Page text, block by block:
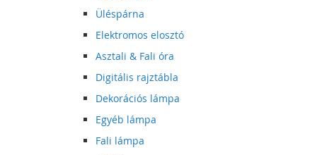
Üléspárna
Elektromos elosztó
Asztali & Fali óra
Digitális rajztábla
Dekorációs lámpa
Egyéb lámpa
Fali lámpa